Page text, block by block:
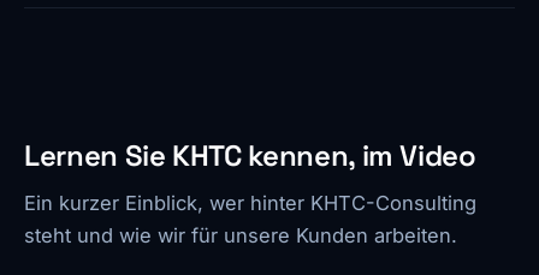
Lernen Sie KHTC kennen, im Video
Ein kurzer Einblick, wer hinter KHTC-Consulting
steht und wie wir für unsere Kunden arbeiten.